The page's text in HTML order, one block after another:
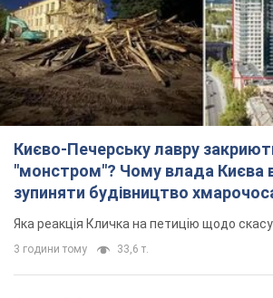
Києво-Печерську лавру
"монстром"? Чому влада Києва
зупиняти будівництво
"московського вірянина"
Яка реакція Кличка на петицію щодо
3 години тому 33,6 т.